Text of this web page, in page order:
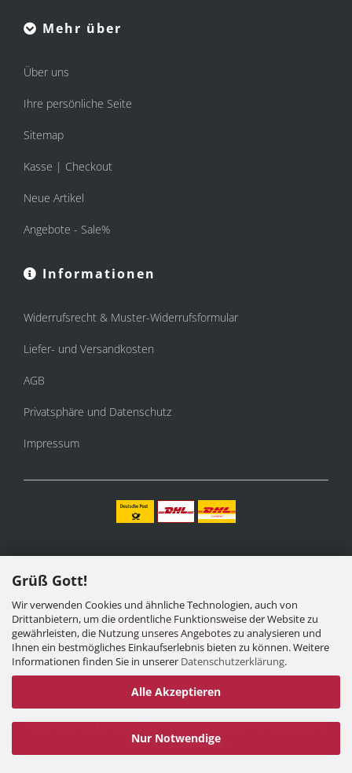
Grüß Gott!
Wir verwenden Cookies und ähnliche Technologien, auch von
Drittanbietern, um die ordentliche Funktionsweise der Website zu
gewährleisten, die Nutzung unseres Angebotes zu analysieren und
Ihnen ein bestmögliches Einkaufserlebnis bieten zu können. Weitere
Informationen finden Sie in unserer Datenschutzerklärung.
Alle Akzeptieren
Nur Notwendige
Mehr über
Über uns
Ihre persönliche Seite
Sitemap
Kasse | Checkout
Neue Artikel
Angebote - Sale%
Informationen
Widerrufsrecht & Muster-Widerrufsformular
Liefer- und Versandkosten
AGB
Privatsphäre und Datenschutz
Impressum
Mehrwertsteuer, zzgl.
gekennzeichnet.
Vertrag widerrufen
Internetshopby Gambio.de © 2025 Gambio ThemesXycons
Cookie Einstellungen